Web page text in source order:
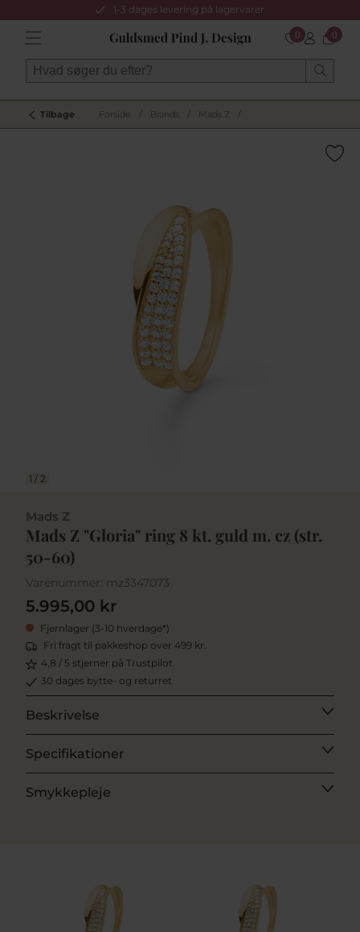
1-3 dages levering på lagervarer
0 0
Tilbage Forside Brands Mads Z
1 / 2
Mads Z
Mads Z "Gloria" ring 8 kt. guld m. cz (str.
50-60)
Varenummer: mz3347073
5.995,00 kr
Fjernlager (3-10 hverdage*)
Fri fragt til pakkeshop over 499 kr.
4,8 / 5 stjerner på Trustpilot
30 dages bytte- og returret
Beskrivelse
Specifikationer
Smykkepleje